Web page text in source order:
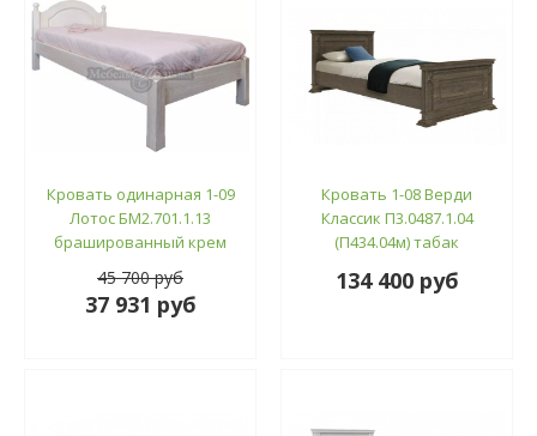
Кровать одинарная 1-09
Лотос БМ2.701.1.13
брашированный крем
45 700 руб
37 931 руб
Кровать 1-08 Верди
Классик П3.0487.1.04
(П434.04м) табак
134 400 руб